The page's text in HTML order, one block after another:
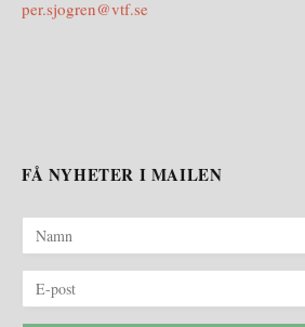
per.sjogren@vtf.se
FÅ NYHETER I MAILEN